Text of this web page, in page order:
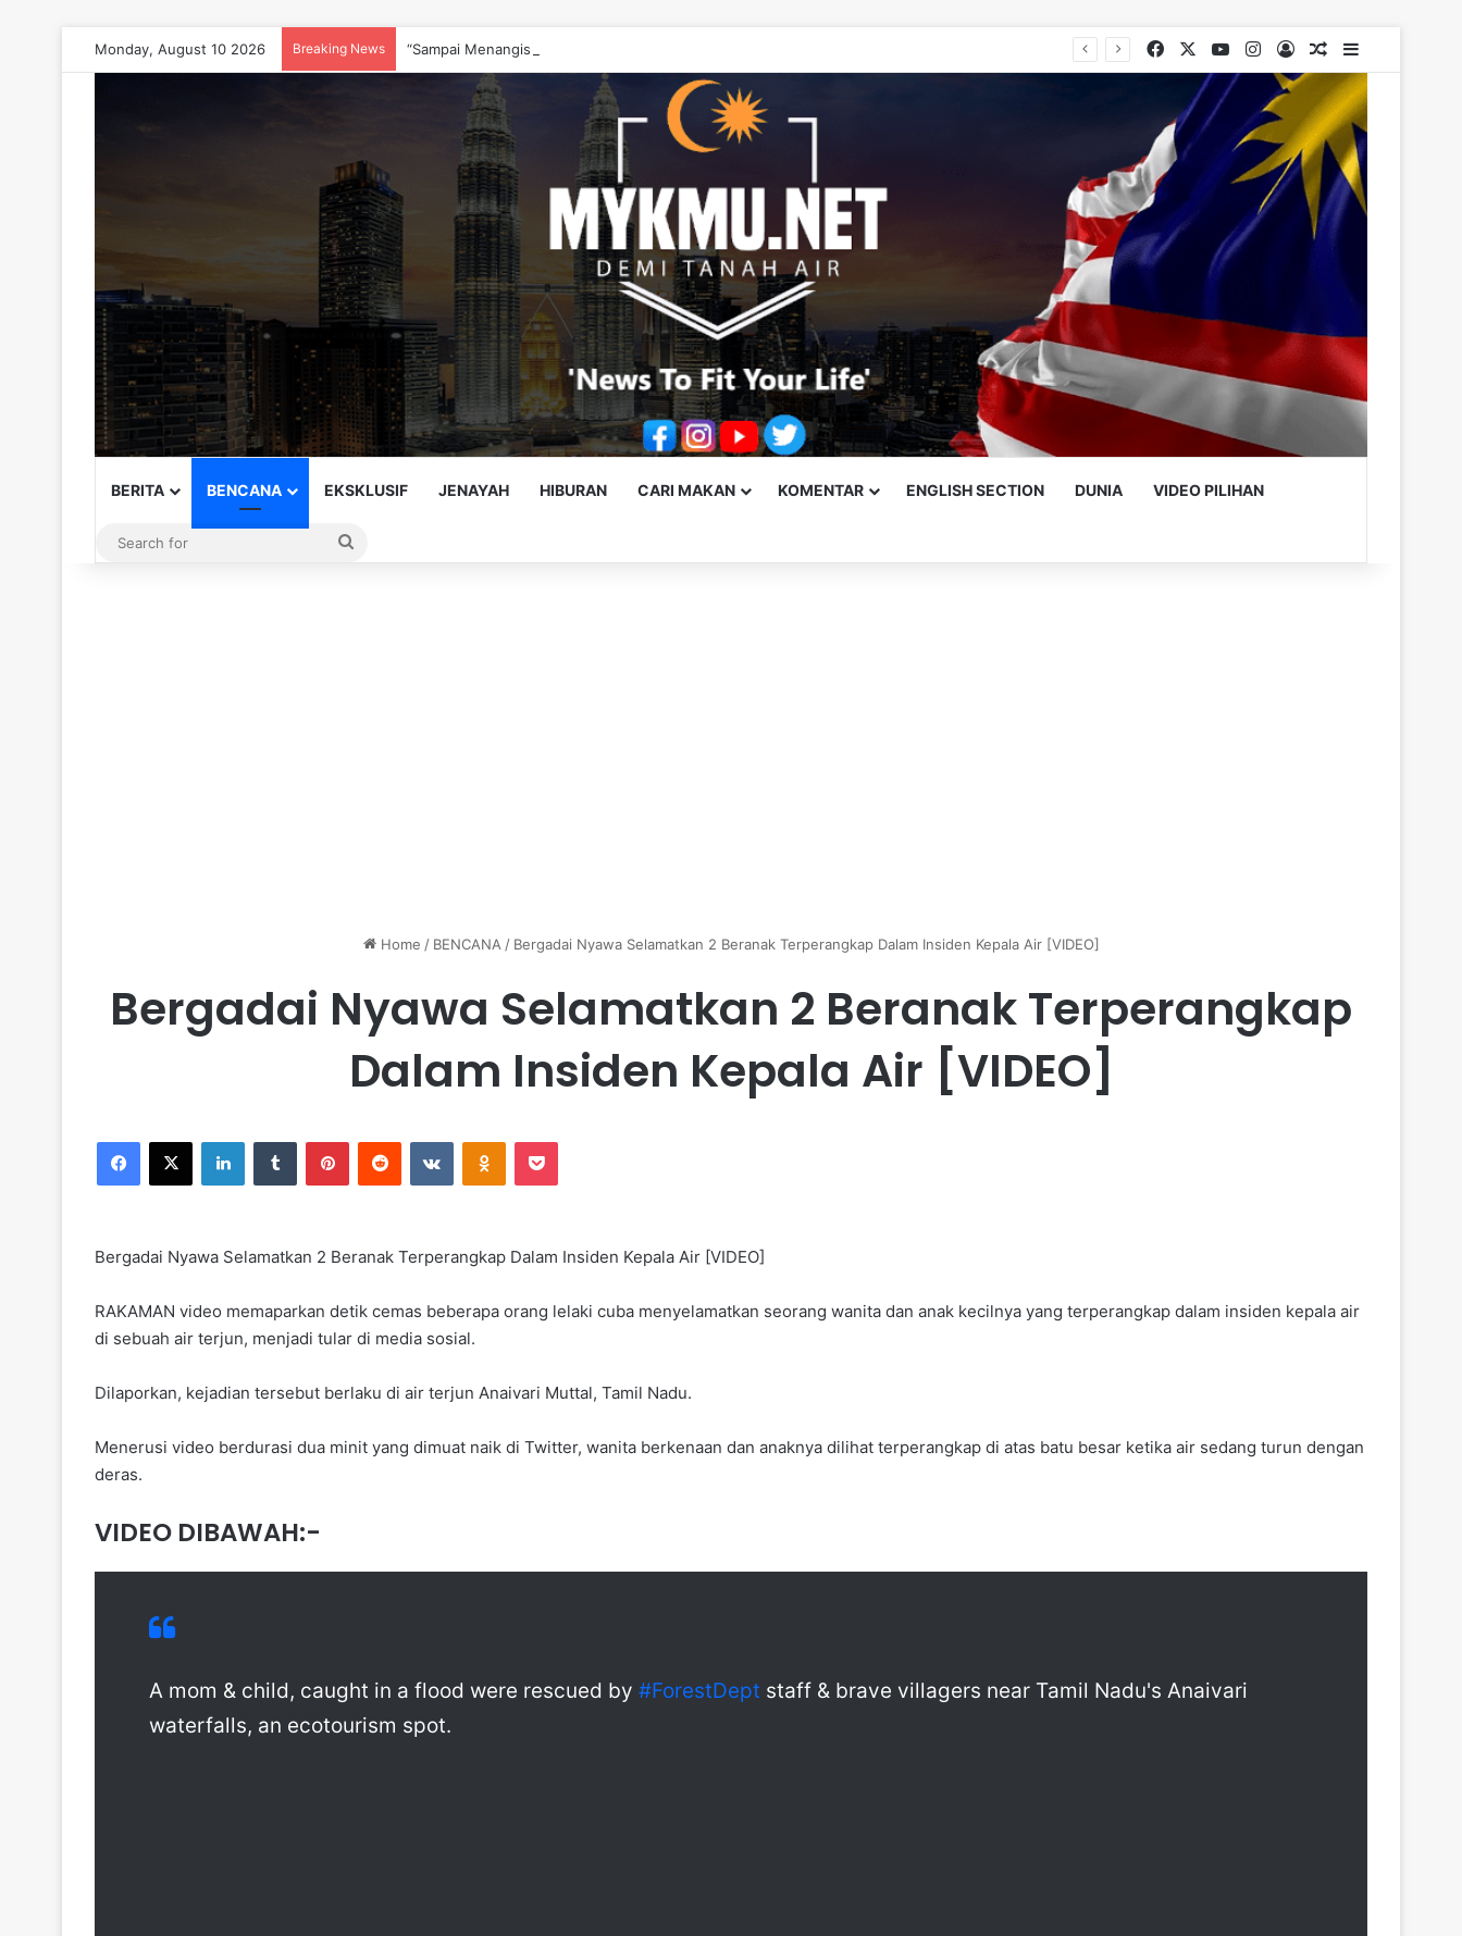
Monday, August 10 2026 Breaking News “Sampai Menangis Peluk Kak Ani, Subhanallah…” – Noraniza Idris Facebook YouTubeInstagram
Log InRandom Article
BERITA BENCANA EKSKLUSIF JENAYAH HIBURAN CARI MAKAN KOMENTAR ENGLISH SECTION DUNIA VIDEO PILIHAN
Home / BENCANA / Bergadai Nyawa Selamatkan 2 Beranak Terperangkap Dalam Insiden Kepala Air [VIDEO]
Bergadai Nyawa Selamatkan 2 Beranak Terperangkap
Dalam Insiden Kepala Air [VIDEO]
Bergadai Nyawa Selamatkan 2 Beranak Terperangkap Dalam Insiden Kepala Air [VIDEO]
RAKAMAN video memaparkan detik cemas beberapa orang lelaki cuba menyelamatkan seorang wanita dan anak kecilnya yang terperangkap dalam insiden kepala air
di sebuah air terjun, menjadi tular di media sosial.
Dilaporkan, kejadian tersebut berlaku di air terjun Anaivari Muttal, Tamil Nadu.
Menerusi video berdurasi dua minit yang dimuat naik di Twitter, wanita berkenaan dan anaknya dilihat terperangkap di atas batu besar ketika air sedang turun dengan
deras.
VIDEO DIBAWAH:-
A mom & child, caught in a flood were rescued by #ForestDept staff & brave villagers near Tamil Nadu's Anaivari
waterfalls, an ecotourism spot.